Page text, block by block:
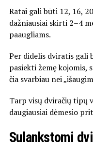
Ratai gali būti 12, 16,
dažniausiai skirti 2–4
paaugliams.
Per didelis dviratis gali
pasiekti žemę kojomis,
čia svarbiau nei
Tarp visų dviračių tipų
daugiausiai dėmesio
Sulankstomi